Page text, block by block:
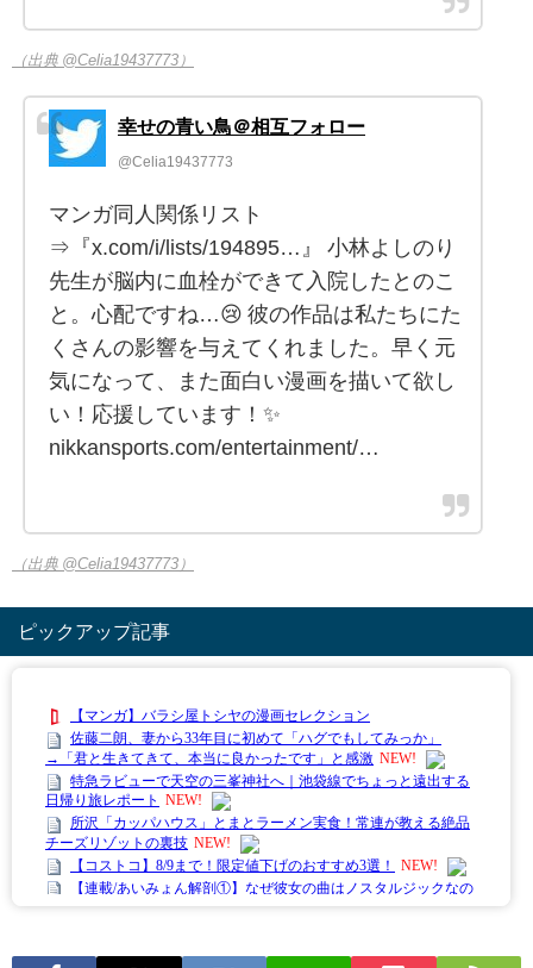
（出典 @Celia19437773）
幸せの青い鳥＠相互フォロー
@Celia19437773
マンガ同人関係リスト
⇒『x.com/i/lists/194895…』 小林よしのり
先生が脳内に血栓ができて入院したとのこ
と。心配ですね…😢 彼の作品は私たちにた
くさんの影響を与えてくれました。早く元
気になって、また面白い漫画を描いて欲し
い！応援しています！✨
nikkansports.com/entertainment/…
（出典 @Celia19437773）
ピックアップ記事